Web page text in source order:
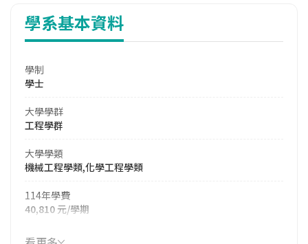
學系基本資料
學制
學士
大學學群
工程學群
大學學類
機械工程學類,化學工程學類
114年學費
40,810 元/學期
114年雜費